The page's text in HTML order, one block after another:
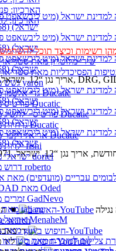
הארכיון:
הארכיון:
רשימות וכיצד תוכל
שירי מלוטרון מאת סטריאו
הפסיכדליות מאת סטריאו
גשש מאת yaron
גדי אלטמן מאת Ducatic
פורטיס מאת Ducatic
פורטיס - להשיג מאת Ducatic
גן חיות מאת Ducatic
אריאל זילבר מאת Ducatic
ילדות מאת fishi
ישראלי מאת doriel
דרוש מאת roberto
עבריים (מועדפים) מאת
AVDAD מאת Oded
זמרים מאת GadNevo
jazz מאת taliarg
אריאל מאת MenaheM
jews מאת guy
צלילים למזכרת מאת סטריאו
נגילה ☚
2. די
3.